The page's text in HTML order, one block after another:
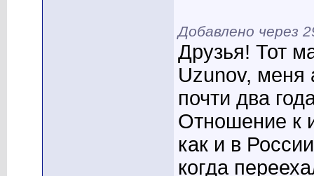
Добавлено через
Друзья! Тот
Uzunov, меня
почти два
Отношение к
как и в
когда